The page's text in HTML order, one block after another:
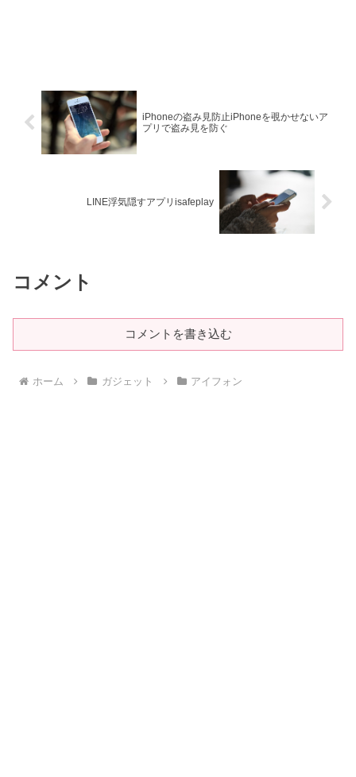
iPhoneの盗み見防止iPhoneを覗かせないア
プリで盗み見を防ぐ
LINE浮気隠すアプリisafeplay
コメント
コメントを書き込む
ホーム ガジェット アイフォン